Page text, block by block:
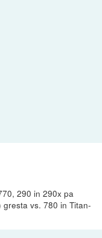
290 in 290x pa
vs. 780 in Titan-